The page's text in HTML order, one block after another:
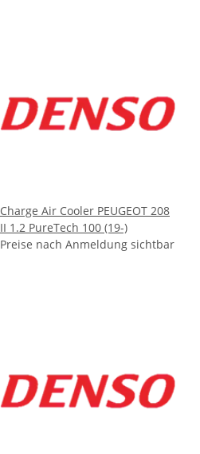
Charge Air Cooler PEUGEOT 208
II 1.2 PureTech 100 (19-)
Preise nach Anmeldung sichtbar